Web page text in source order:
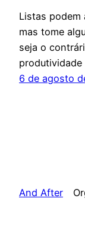
Listas podem
mas tome
seja o
produtividade
6 de agosto
And After